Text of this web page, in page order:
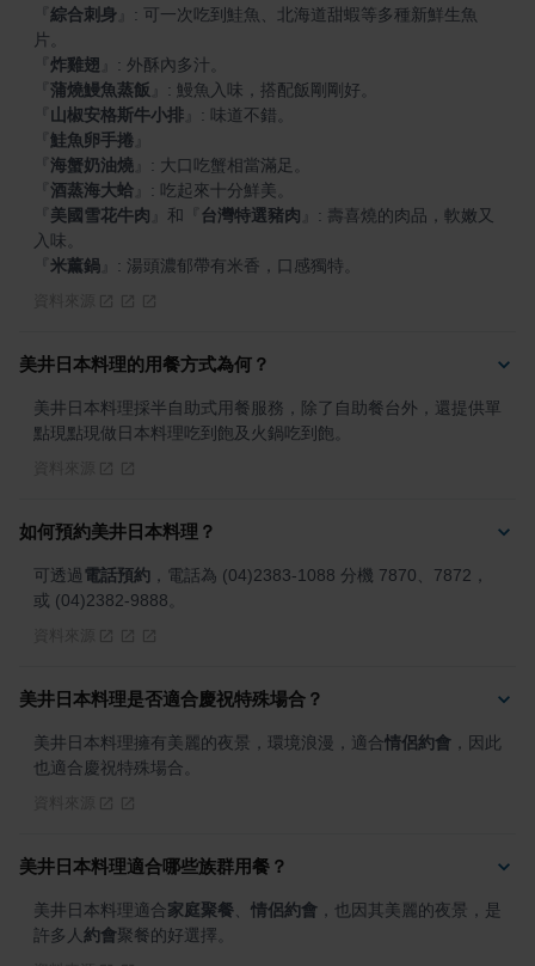
綜合刺身
: 可一次吃到鮭魚、北海道甜蝦等多種新鮮生魚
炸雞翅
蒲燒鰻魚蒸飯
山椒安格斯牛小排
鮭魚卵手捲
海蟹奶油燒
酒蒸海大蛤
美國雪花牛肉 和 台灣特選豬肉
: 壽喜燒的肉品，軟嫩又
米薰鍋 : 湯頭濃郁帶有米香，口感獨特。
美井日本料理的用餐方式為何？
美井日本料理採半自助式用餐服務，除了自助餐台外，還提供單
點現點現做日本料理吃到飽及火鍋吃到飽。
如何預約美井日本料理？
可透過電話預約 ，電話為 (04)2383-1088 分機 7870、7872，
或 (04)2382-9888。
美井日本料理是否適合慶祝特殊場合？
美井日本料理擁有美麗的夜景，環境浪漫，適合情侶約會 ，因此
也適合慶祝特殊場合。
美井日本料理適合哪些族群用餐？
美井日本料理適合家庭聚餐 情侶約會 ，也因其美麗的夜景，是
許多人 約會聚餐的好選擇。